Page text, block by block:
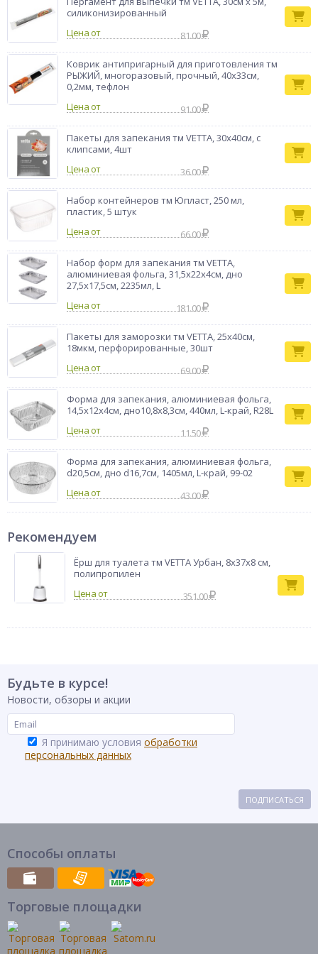
силиконизированный
Цена от
81.00
Коврик антипригарный для приготовления тм
РЫЖИЙ, многоразовый, прочный, 40x33см,
0,2мм, тефлон
Цена от
91.00
Пакеты для запекания тм VETTA, 30x40см, с
клипсами, 4шт
Цена от
36.00
Набор контейнеров тм Юпласт, 250 мл,
пластик, 5 штук
Цена от
66.00
Набор форм для запекания тм VETTA,
алюминиевая фольга, 31,5x22x4см, дно
27,5x17,5см, 2235мл, L
Цена от
181.00
Пакеты для заморозки тм VETTA, 25x40см,
18мкм, перфорированные, 30шт
Цена от
69.00
Форма для запекания, алюминиевая фольга,
14,5х12х4см, дно10,8х8,3см, 440мл, L-край, R28L
Цена от
11.50
Форма для запекания, алюминиевая фольга,
d20,5cм, дно d16,7см, 1405мл, L-край, 99-02
Цена от
43.00
Рекомендуем
Ёрш для туалета тм VETTA Урбан, 8х37х8 см,
полипропилен
351.00
Будьте в курсе!
Новости, обзоры и акции
Я принимаю условия обработки
персональных данных
ПОДПИСАТЬСЯ
Способы оплаты
Торговые площадки